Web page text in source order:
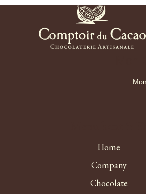
Home
Company
Chocolate